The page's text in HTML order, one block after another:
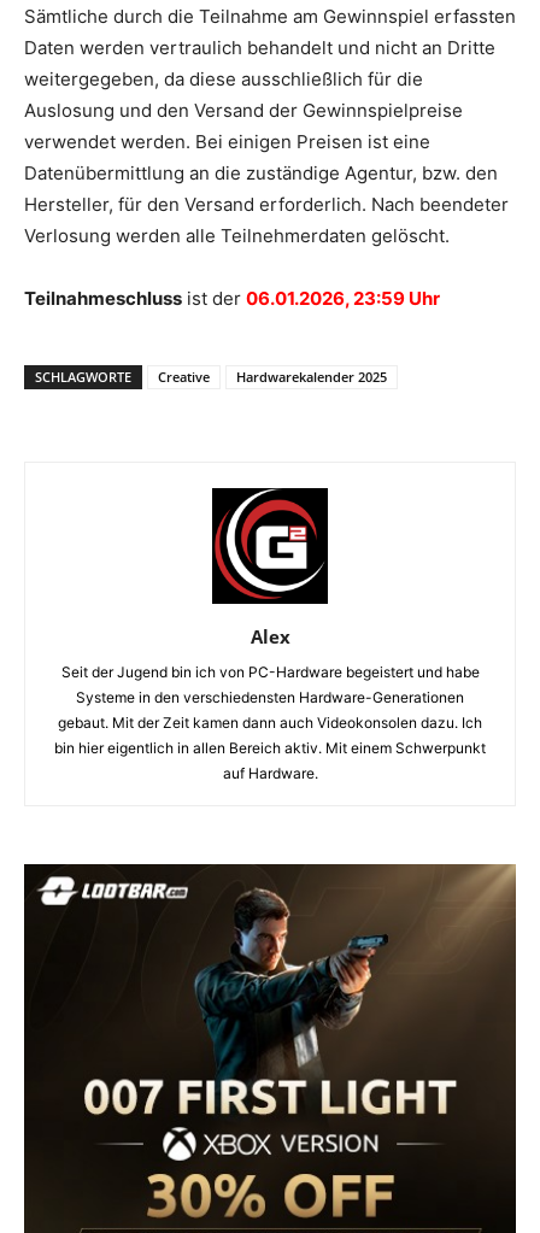
Sämtliche durch die Teilnahme am Gewinnspiel erfassten
Daten werden vertraulich behandelt und nicht an Dritte
weitergegeben, da diese ausschließlich für die
Auslosung und den Versand der Gewinnspielpreise
verwendet werden. Bei einigen Preisen ist eine
Datenübermittlung an die zuständige Agentur, bzw. den
Hersteller, für den Versand erforderlich. Nach beendeter
Verlosung werden alle Teilnehmerdaten gelöscht.
Teilnahmeschluss ist der 06.01.2026, 23:59 Uhr
SCHLAGWORTE Creative Hardwarekalender 2025
Alex
Seit der Jugend bin ich von PC-Hardware begeistert und habe
Systeme in den verschiedensten Hardware-Generationen
gebaut. Mit der Zeit kamen dann auch Videokonsolen dazu. Ich
bin hier eigentlich in allen Bereich aktiv. Mit einem Schwerpunkt
auf Hardware.